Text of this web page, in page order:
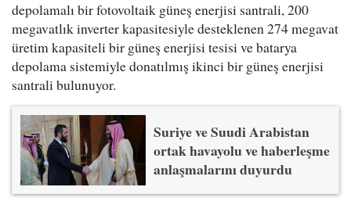
depolamalı bir fotovoltaik güneş enerjisi santrali, 200
megavatlık inverter kapasitesiyle desteklenen 274 megavat
üretim kapasiteli bir güneş enerjisi tesisi ve batarya
depolama sistemiyle donatılmış ikinci bir güneş enerjisi
santrali bulunuyor.
Suriye ve Suudi Arabistan
ortak havayolu ve haberleşme
anlaşmalarını duyurdu